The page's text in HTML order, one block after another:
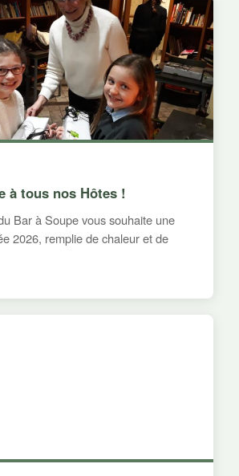
à tous nos Hôtes !
Bar à Soupe vous souhaite une
2026, remplie de chaleur et de